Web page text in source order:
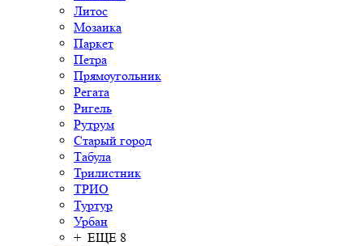
Литос
Мозаика
Паркет
Петра
Прямоугольник
Регата
Ригель
Рутрум
Старый город
Табула
Трилистник
ТРИО
Туртур
Урбан
+ ЕЩЕ 8